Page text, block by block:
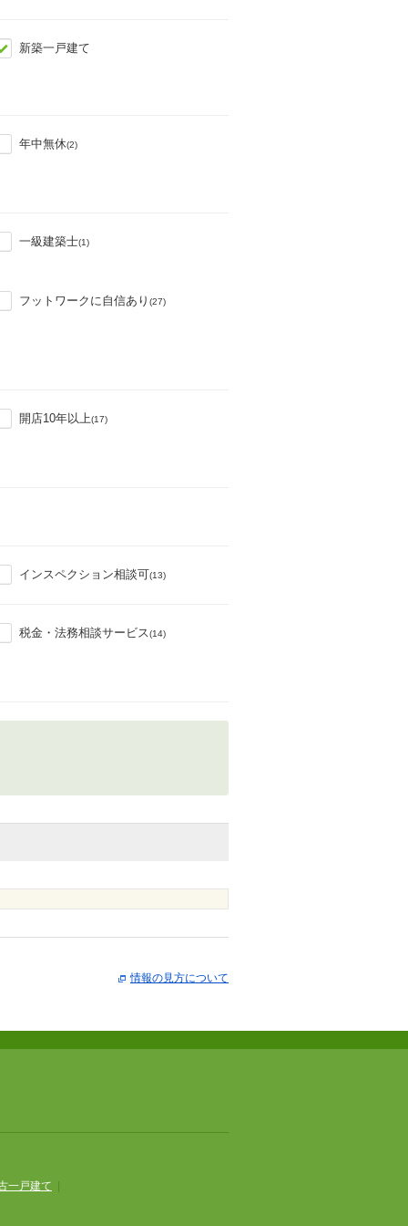
新築一戸建て
年中無休(2)
一級建築士(1)
フットワークに自信あり (27)
開店10年以上(17)
インスペクション相談可(13)
税金・法務相談サービス(14)
情報の見方について
一戸建て